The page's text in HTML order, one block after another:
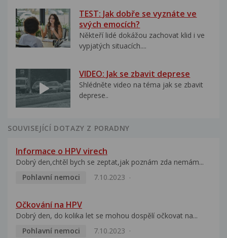
TEST: Jak dobře se vyznáte ve
svých emocích?
Někteří lidé dokážou zachovat klid i ve
vypjatých situacích....
VIDEO: Jak se zbavit deprese
Shlédněte video na téma jak se zbavit
deprese..
SOUVISEJÍCÍ DOTAZY Z PORADNY
Informace o HPV virech
Dobrý den,chtěl bych se zeptat,jak poznám zda nemám...
Pohlavní nemoci
7.10.2023
Očkování na HPV
Dobrý den, do kolika let se mohou dospělí očkovat na...
Pohlavní nemoci
7.10.2023